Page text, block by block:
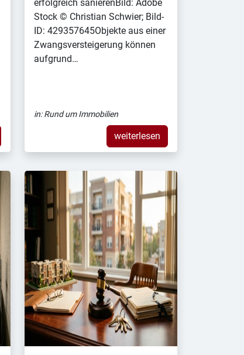
erfolgreich sanierenBild: Adobe
Stock © Christian Schwier; Bild-
ID: 429357645Objekte aus einer
Zwangsversteigerung können
aufgrund…
in:Rund um Immobilien
weiterlesen